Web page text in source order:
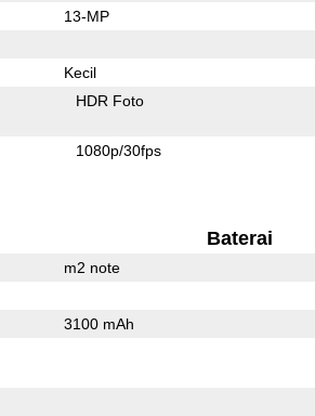
13-MP
Kecil
HDR Foto
1080p/30fps
Baterai
m2 note
3100 mAh